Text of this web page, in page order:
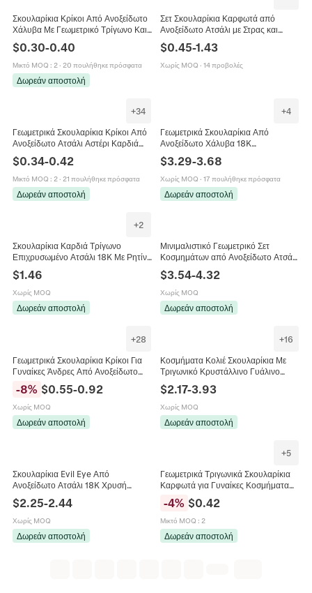
Σκουλαρίκια Κρίκοι Από Ανοξείδωτο
Χάλυβα Με Γεωμετρικό Τρίγωνο Και
Και Γυναίκες
$0.30-0.40
Μικτό MOQ : 2· 20 πουλήθηκε πρόσφατα
Δωρεάν αποστολή
Σετ Σκουλαρίκια Καρφωτά από
Ανοξείδωτο Ατσάλι με Στρας και
Καρδιά Τετράγωνο Γυναικεία
Κοσμήματα
$0.45-1.43
Χωρίς MOQ · 14 προβολές
+34
Γεωμετρικά Σκουλαρίκια Κρίκοι Από
Ανοξείδωτο Ατσάλι Αστέρι Καρδιά
Εξάγωνο Ορθογώνιο Τρίγωνο
Unisex Κοσμήματα
$0.34-0.42
Μικτό MOQ : 2· 21 πουλήθηκε πρόσφατα
Δωρεάν αποστολή
+4
Γεωμετρικά Σκουλαρίκια Από
Ανοξείδωτο Χάλυβα 18K
Επιχρυσωμένα Τρίγωνο Κύμα
Μινιμαλιστικά Κοσμήματα Για
Γυναίκες
$3.29-3.68
Χωρίς MOQ · 17 πουλήθηκε πρόσφατα
Δωρεάν αποστολή
+2
Σκουλαρίκια Καρδιά Τρίγωνο
Επιχρυσωμένο Ατσάλι 18K Με Ρητίνη
Ζιργκόν Vintage Γαλλικό INS Style
Γυναικεία
$1.46
Χωρίς MOQ
Δωρεάν αποστολή
Μινιμαλιστικό Γεωμετρικό Σετ
Κοσμημάτων από Ανοξείδωτο Ατσάλι
3D Τρίγωνα Σκουλαρίκια Καρφωτά
και Κολιέ Choker για Γυναίκες Χρυσό
Ασημί
$3.54-4.32
Χωρίς MOQ
Δωρεάν αποστολή
+28
Γεωμετρικά Σκουλαρίκια Κρίκοι Για
Γυναίκες Άνδρες Από Ανοξείδωτο
Τετράγωνο Κοσμήματα
-8% $0.55-0.92
Χωρίς MOQ
Δωρεάν αποστολή
+16
Κοσμήματα Κολιέ Σκουλαρίκια Με
Τριγωνικό Κρυστάλλινο Γυάλινο
Γεωμετρικό Γυναίκες
$2.17-3.93
Χωρίς MOQ
Δωρεάν αποστολή
Σκουλαρίκια Evil Eye Από
Ανοξείδωτο Ατσάλι 18K Χρυσή
Επίστρωση Σμάλτο Nazar
Γεωμετρικά Σχέδια Ήλιος Τρίγωνο
Μόδα Για Γυναίκες
$2.25-2.44
Χωρίς MOQ
Δωρεάν αποστολή
+5
Γεωμετρικά Τριγωνικά Σκουλαρίκια
Καρφωτά για Γυναίκες Κοσμήματα
από Κράμα Druzy Λαμπερά
Μινιμαλιστικά Αξεσουάρ Μόδας Με
Καρφίτσα από Ρητίνη
-4% $0.42
Μικτό MOQ : 2
Δωρεάν αποστολή